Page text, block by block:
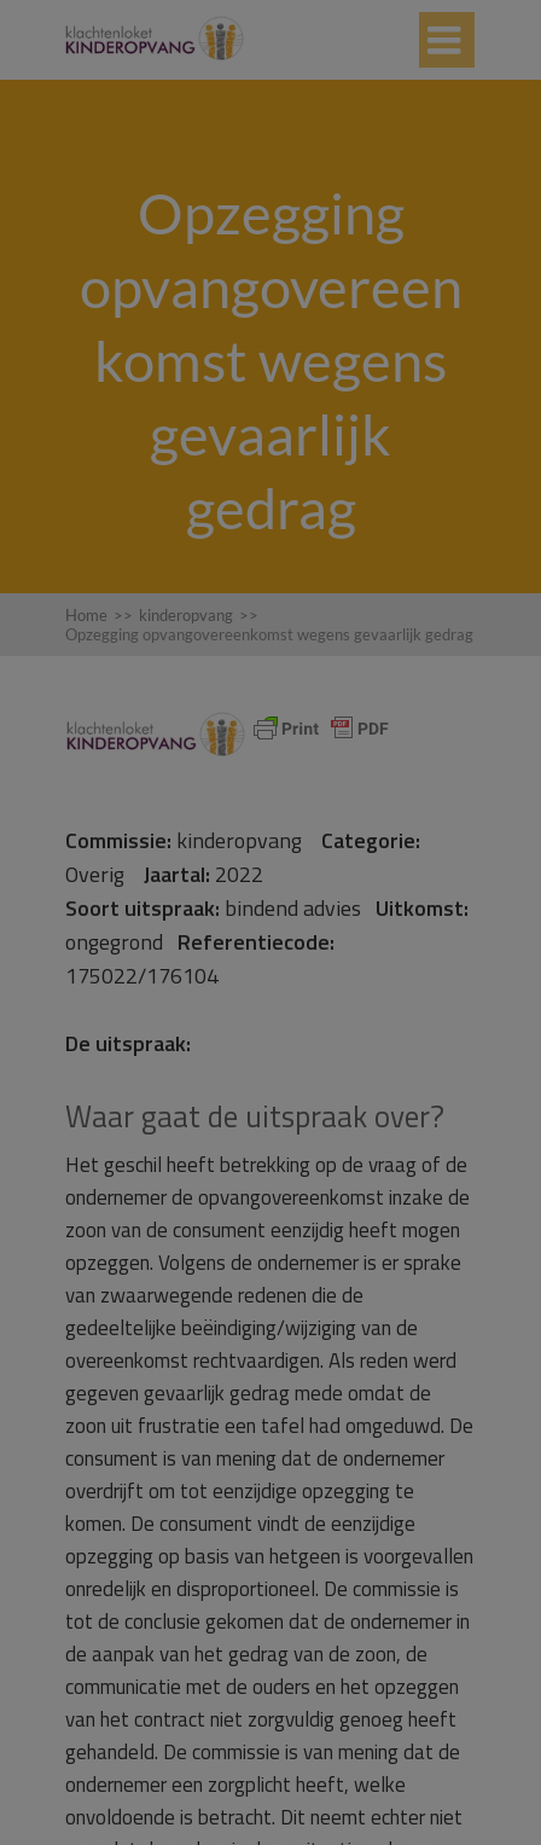

Opzegging
opvangovereen
komst wegens
gevaarlijk
gedrag
Home >> kinderopvang >>
Opzegging opvangovereenkomst wegens gevaarlijk gedrag
Commissie: kinderopvang Categorie:
Overig Jaartal: 2022
Soort uitspraak: bindend advies Uitkomst:
ongegrond Referentiecode:
175022/176104
De uitspraak:
Waar gaat de uitspraak over?
Het geschil heeft betrekking op de vraag of de
ondernemer de opvangovereenkomst inzake de
zoon van de consument eenzijdig heeft mogen
opzeggen. Volgens de ondernemer is er sprake
van zwaarwegende redenen die de
gedeeltelijke beëindiging/wijziging van de
overeenkomst rechtvaardigen. Als reden werd
gegeven gevaarlijk gedrag mede omdat de
zoon uit frustratie een tafel had omgeduwd. De
consument is van mening dat de ondernemer
overdrijft om tot eenzijdige opzegging te
komen. De consument vindt de eenzijdige
opzegging op basis van hetgeen is voorgevallen
onredelijk en disproportioneel. De commissie is
tot de conclusie gekomen dat de ondernemer in
de aanpak van het gedrag van de zoon, de
communicatie met de ouders en het opzeggen
van het contract niet zorgvuldig genoeg heeft
gehandeld. De commissie is van mening dat de
ondernemer een zorgplicht heeft, welke
onvoldoende is betracht. Dit neemt echter niet